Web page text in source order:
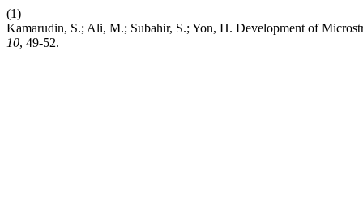
(1)
Kamarudin, S.; Ali, M.; Subahir, S.; Yon, H. Development of
10, 49-52.